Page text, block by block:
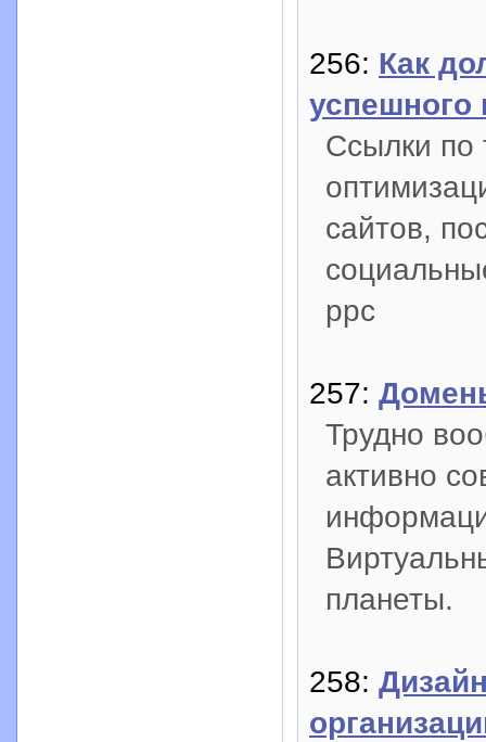
256: Как
успешного
Ссылки по
сайтов,
ppc
257:
Трудно
активно
планеты.
258: